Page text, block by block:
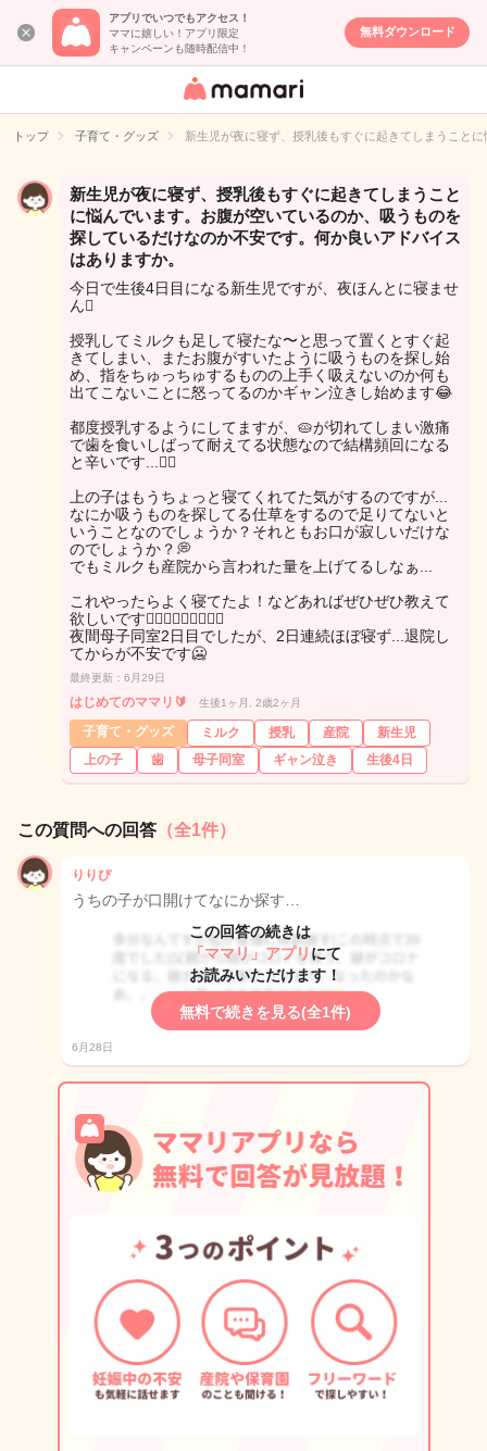
アプリでいつでもアクセス！
ママに嬉しい！アプリ限定
キャンペーンも随時配信中！
無料ダウンロード
女性専用匿名QA
イト
トップ 子育て・グッズ 新生児が夜に寝ず、授乳後もすぐに起きてしまうこと
新生児が夜に寝ず、授乳後もすぐに起きてしまうこと
に悩んでいます。お腹が空いているのか、吸うものを
探しているだけなのか不安です。何か良いアドバイス
はありますか。
今日で生後4日目になる新生児ですが、夜ほんとに寝ませ
ん🫩
授乳してミルクも足して寝たな〜と思って置くとすぐ起
きてしまい、またお腹がすいたように吸うものを探し始
め、指をちゅっちゅするものの上手く吸えないのか何も
出てこないことに怒ってるのかギャン泣きし始めます😂
都度授乳するようにしてますが、🥧が切れてしまい激痛
で歯を食いしばって耐えてる状態なので結構頻回になる
と辛いです...😵‍💫
上の子はもうちょっと寝てくれてた気がするのですが...
なにか吸うものを探してる仕草をするので足りてないと
いうことなのでしょうか？それともお口が寂しいだけな
のでしょうか？💭
でもミルクも産院から言われた量を上げてるしなぁ...
これやったらよく寝てたよ！などあればぜひぜひ教えて
欲しいです🙇🏻‍♀️🙇🏻‍♀️🙇🏻‍♀️
夜間母子同室2日目でしたが、2日連続ほぼ寝ず...退院し
てからが不安です🥶
最終更新：6月29日
はじめてのママリ🔰 生後1ヶ月, 2歳2ヶ月
子育て・グッズ ミルク 授乳 産院
新生児
上の子
歯 母子同室 ギャン泣き 生後4日
この質問への回答 （全1件）
りりぴ
うちの子が口開けてなにか探す…
この回答の続きは
「ママリ」アプリ にて
お読みいただけます！
無料で続きを見る(全1件)
6月28日